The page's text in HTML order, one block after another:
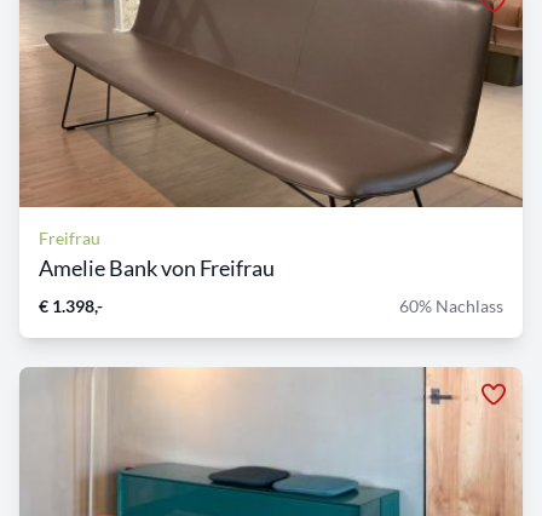
Freifrau
Amelie Bank von Freifrau
€ 1.398,- 60% Nachlass